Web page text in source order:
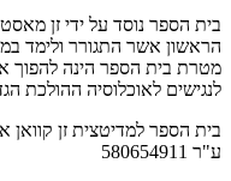
בית הספר נוסד על ידי זן
הראשון אשר התגורר ולימד
מטרת בית הספר הינה להפוך
לנגישים לאוכלוסיה ההולכת
בית הספר למדיטצית זן
ע"ר 580654911